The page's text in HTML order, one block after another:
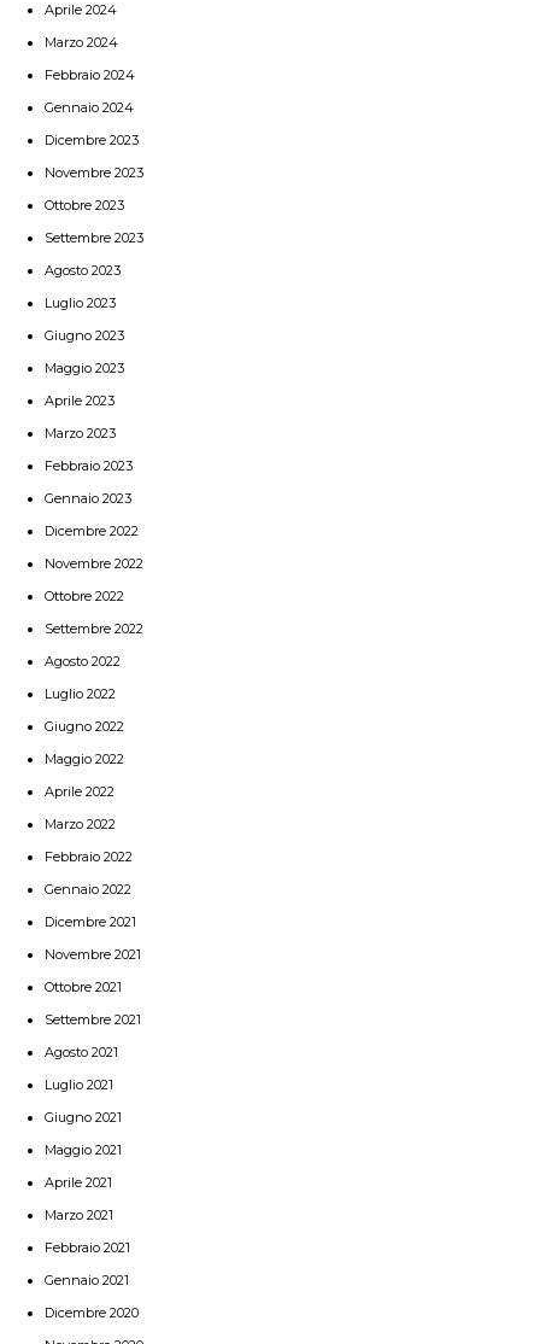
Aprile 2024
Marzo 2024
Febbraio 2024
Gennaio 2024
Dicembre 2023
Novembre 2023
Ottobre 2023
Settembre 2023
Agosto 2023
Luglio 2023
Giugno 2023
Maggio 2023
Aprile 2023
Marzo 2023
Febbraio 2023
Gennaio 2023
Dicembre 2022
Novembre 2022
Ottobre 2022
Settembre 2022
Agosto 2022
Luglio 2022
Giugno 2022
Maggio 2022
Aprile 2022
Marzo 2022
Febbraio 2022
Gennaio 2022
Dicembre 2021
Novembre 2021
Ottobre 2021
Settembre 2021
Agosto 2021
Luglio 2021
Giugno 2021
Maggio 2021
Aprile 2021
Marzo 2021
Febbraio 2021
Gennaio 2021
Dicembre 2020